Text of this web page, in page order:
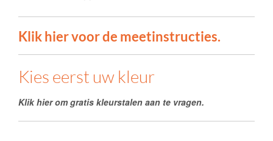
Klik hier voor de meetinstructies.
Kies eerst uw kleur
Klik hier om gratis kleurstalen aan te vragen.